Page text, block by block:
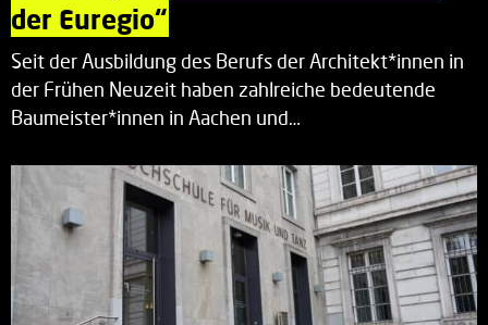
der Euregio“
Seit der Ausbildung des Berufs der Architekt*innen in
der Frühen Neuzeit haben zahlreiche bedeutende
Baumeister*innen in Aachen und…